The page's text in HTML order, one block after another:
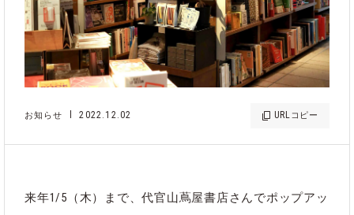
お知らせ 2022.12.02 URL コピー
来年1/5（木）まで、代官山蔦屋書店さんでポップアッ